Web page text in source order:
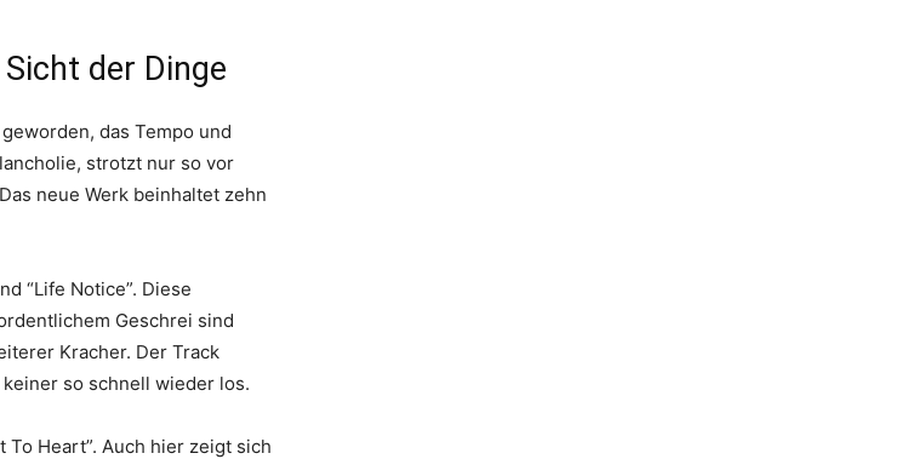
der Dinge
das Tempo und
strotzt nur so vor
neue Werk beinhaltet zehn
“Life Notice”. Diese
Geschrei sind
Kracher. Der Track
so schnell wieder los.
Heart”. Auch hier zeigt sich